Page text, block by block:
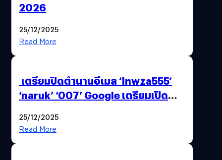
2026
25/12/2025
Read More
เตรียมปิดตำนานอีเมล ‘lnwza555’
‘naruk’ ‘007’ Google เตรียมเปิด
25/12/2025
Read More